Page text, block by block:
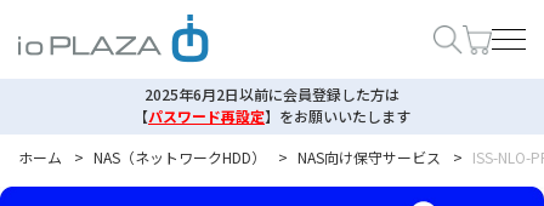
2025年6月2日以前に会員登録した方は
【パスワード再設定】 をお願いいたします
ホーム
> NAS（ネットワークHDD） > NAS向け保守サービス > ISS-NLO-